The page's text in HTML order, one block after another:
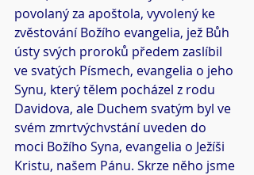
povolaný za apoštola, vyvolený ke
zvěstování Božího evangelia, jež Bůh
ústy svých proroků předem zaslíbil
ve svatých Písmech, evangelia o jeho
Synu, který tělem pocházel z rodu
Davidova, ale Duchem svatým byl ve
svém zmrtvýchvstání uveden do
moci Božího Syna, evangelia o Ježíši
Kristu, našem Pánu. Skrze něho jsme